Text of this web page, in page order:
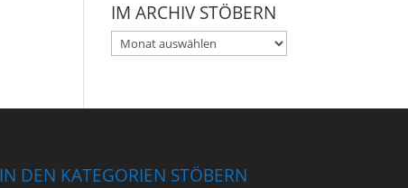
IM ARCHIV STÖBERN
Im
IN DEN KATEGORIEN STÖBERN